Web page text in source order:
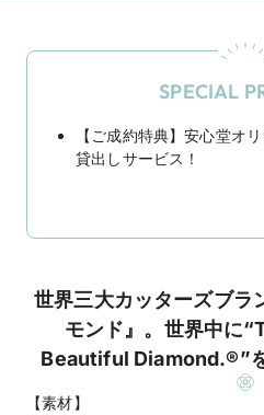
SPECIAL
【ご成約特典】安心堂オ
貸出しサービス！
世界三大カッターズブラ
モンド』。世界中に
Beautiful Diamond.®”を
【素材】